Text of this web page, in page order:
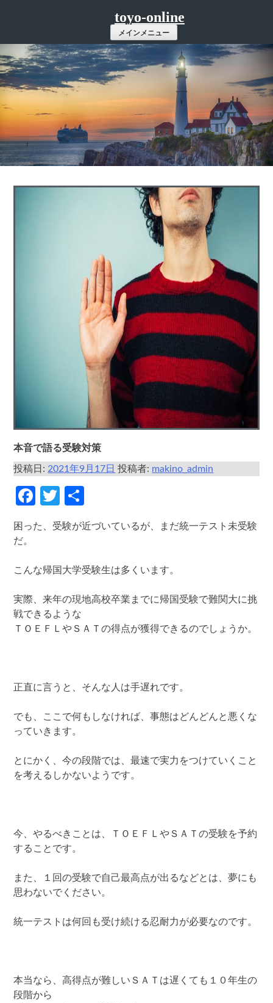
ツ
へ
ス
キ
ッ
プ
toyo-online
メインメニュー
本音で語る受験対策
投稿日:2021年9月17日 投稿者: makino_admin
Facebook
Twitter
困った、受験が近づいているが、まだ統一テスト未受験
だ。
こんな帰国大学受験生は多くいます。
実際、来年の現地高校卒業までに帰国受験で難関大に挑
戦できるような
ＴＯＥＦＬやＳＡＴの得点が獲得できるのでしょうか。
正直に言うと、そんな人は手遅れです。
でも、ここで何もしなければ、事態はどんどんと悪くな
っていきます。
とにかく、今の段階では、最速で実力をつけていくこと
を考えるしかないようです。
今、やるべきことは、ＴＯＥＦＬやＳＡＴの受験を予約
することです。
また、１回の受験で自己最高点が出るなどとは、夢にも
思わないでください。
統一テストは何回も受け続ける忍耐力が必要なのです。
本当なら、高得点が難しいＳＡＴは遅くても１０年生の
段階から